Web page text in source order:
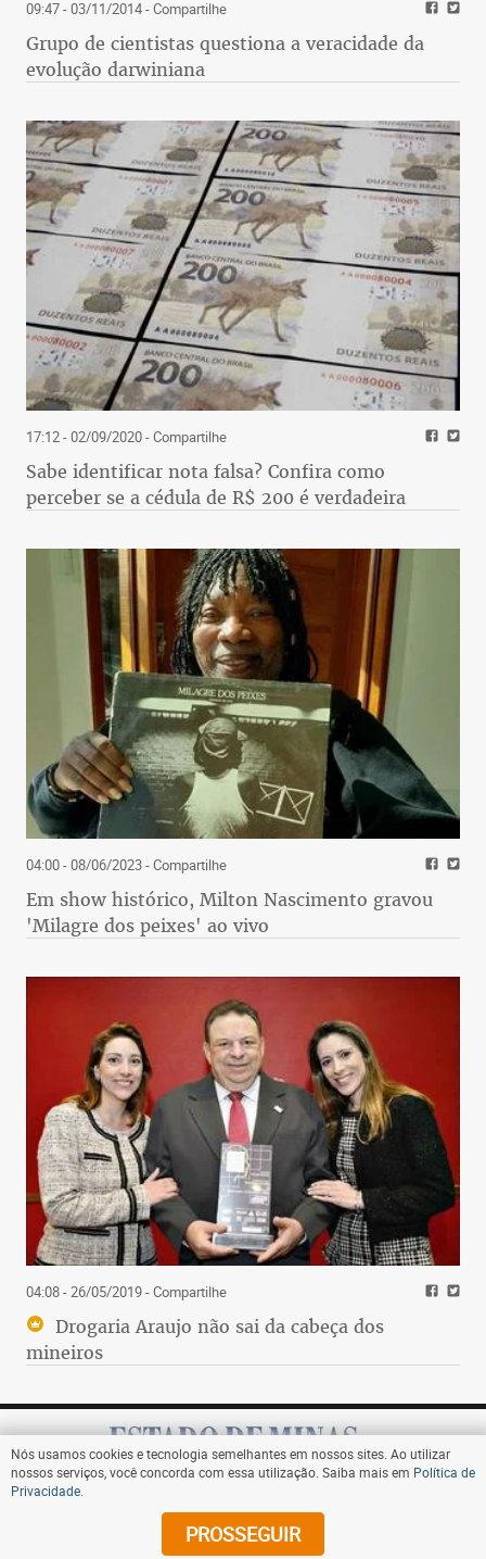
09:47 - 03/11/2014- Compartilhe
Grupo de cientistas questiona a veracidade da
evolução darwiniana
17:12 - 02/09/2020- Compartilhe
Sabe identificar nota falsa? Confira como
perceber se a cédula de R$ 200 é verdadeira
04:00 - 08/06/2023- Compartilhe
Em show histórico, Milton Nascimento gravou
'Milagre dos peixes' ao vivo
04:08 - 26/05/2019- Compartilhe
Drogaria Araujo não sai da cabeça dos
mineiros
Assine
Nós usamos cookies e tecnologia semelhantes em nossos sites. Ao utilizar
nossos serviços, você concorda com essa utilização. Saiba mais em Política de
Privacidade
PROSSEGUIR